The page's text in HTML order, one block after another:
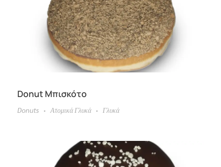
Donut Μπισκότο
Donuts Ατομικά Γλυκά Γλυκά